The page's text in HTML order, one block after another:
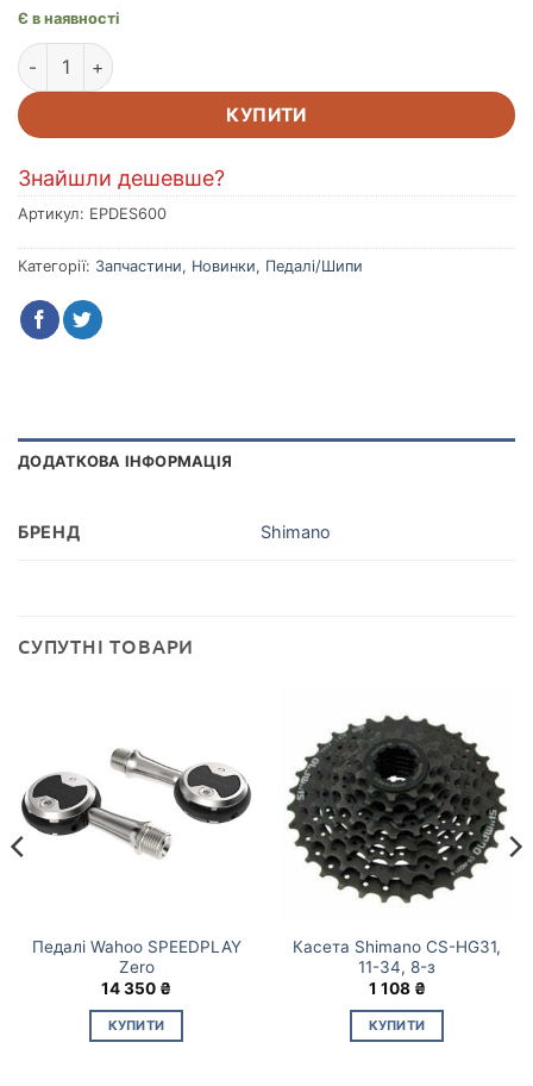
Є в наявності
Педалі PD-ES600 SPD односторонній механізм кількість
КУПИТИ
Знайшли дешевше?
Артикул: EPDES600
Категорії: Запчастини, Новинки, Педалі/Шипи
ДОДАТКОВА ІНФОРМАЦІЯ
БРЕНД Shimano
СУПУТНІ ТОВАРИ
Педалі Wahoo SPEEDPLAY
Zero
14 350 ₴
КУПИТИ
Касета Shimano CS-HG31,
11-34, 8-з
1 108 ₴
КУПИТИ